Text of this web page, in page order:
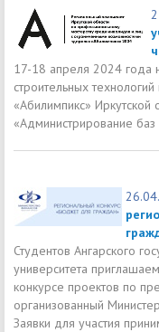
17-18 апреля 2024 года
строительных
«Абилимпикс» Иркутской
«Администрирование
Студентов Ангарского
университета
конкурсе проектов по
организованный
Заявки для участия